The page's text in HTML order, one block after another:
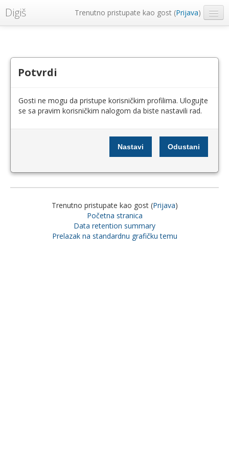
Digiš Trenutno pristupate kao gost (Prijava)
Potvrdi
Gosti ne mogu da pristupe korisničkim profilima. Ulogujte
se sa pravim korisničkim nalogom da biste nastavili rad.
Trenutno pristupate kao gost (Prijava)
Početna stranica
Data retention summary
Prelazak na standardnu grafičku temu